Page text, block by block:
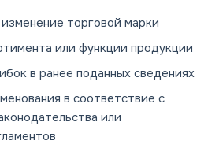
торговой марки
или функции продукции
в ранее поданных сведениях
в соответствие с
или